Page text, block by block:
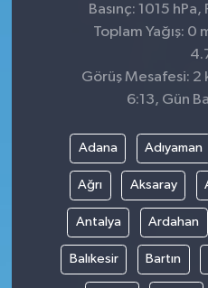
Basınç: 1015
Toplam Yağış: 0
Görüş Mesafesi: 2
6:13, Gün
Adana Adıyaman
Ağrı Aksaray
Antalya Ardahan
Balıkesir Bartın